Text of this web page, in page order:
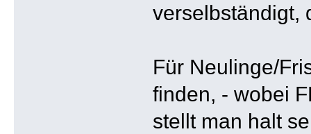
verselbständigt,
Für Neulinge/
finden, - wobei
stellt man halt